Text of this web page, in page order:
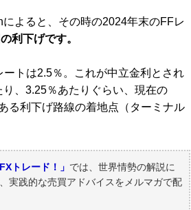
によると、その時の2024年末のFFレ
利下げです。
トは2.5％。これが中立金利とされ
、3.25％あたりぐらい、現在の
る利下げ路線の着地点（ターミナル
トレード！」 では、世界情勢の解説に
実践的な売買アドバイスをメルマガで配